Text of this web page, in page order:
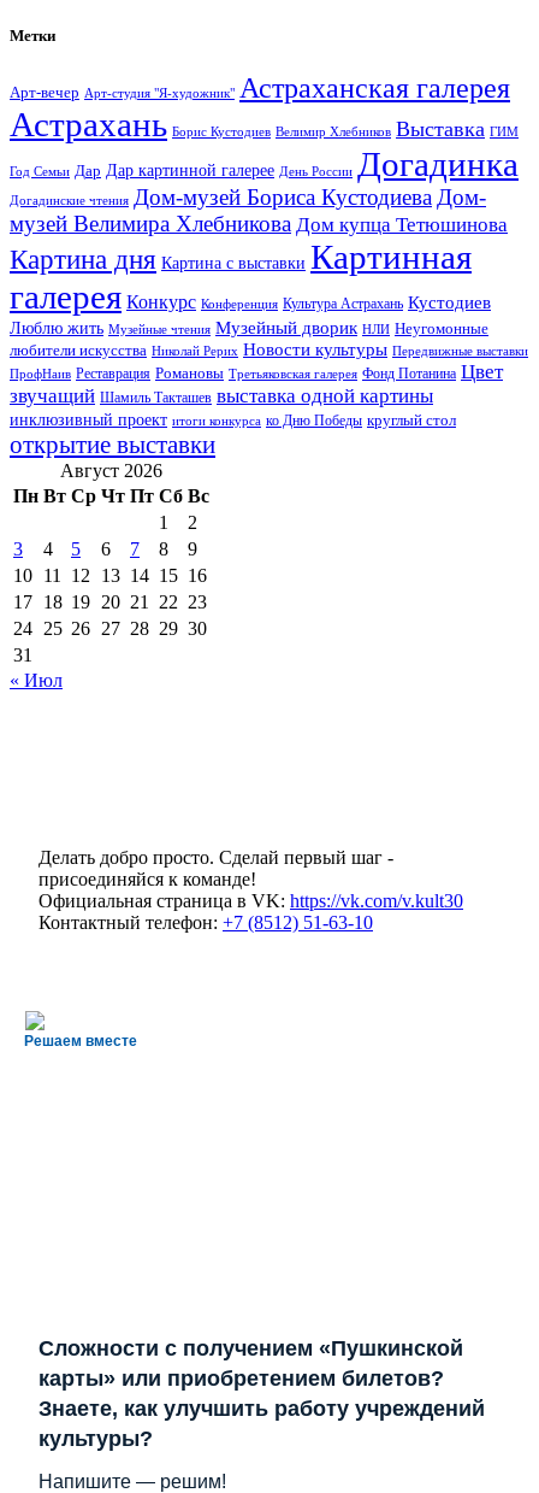
Метки
Арт-вечер Арт-студия "Я-художник" Астраханская галерея
Астрахань Борис Кустодиев Велимир Хлебников Выставка ГИМ
Год Семьи Дар Дар картинной галерее День России Догадинка
Догадинские чтения Дом-музей Бориса Кустодиева Дом-
музей Велимира Хлебникова Дом купца Тетюшинова
Картина дня Картина с выставки Картинная
галерея Конкурс Конференция Культура Астрахань Кустодиев
Люблю жить Музейные чтения Музейный дворик НЛИ Неугомонные
любители искусства Николай Рерих Новости культуры Передвижные выставки
ПрофНаив Реставрация Романовы Третьяковская галерея Фонд Потанина Цвет
звучащий Шамиль Такташев выставка одной картины
инклюзивный проект итоги конкурса ко Дню Победы круглый стол
открытие выставки
Август 2026
Пн Вт Ср Чт Пт Сб Вс
1
2
3
4 5 6 7 8
9
10 11 12 13 14 15 16
17 18 19 20 21 22 23
24 25 26 27 28 29 30
31
« Июл
Делать добро просто. Сделай первый шаг -
присоединяйся к команде!
Официальная страница в VK: https://vk.com/v.kult30
Контактный телефон: +7 (8512) 51-63-10
Решаем вместе
Сложности с получением «Пушкинской
карты» или приобретением билетов?
Знаете, как улучшить работу учреждений
культуры?
Напишите — решим!